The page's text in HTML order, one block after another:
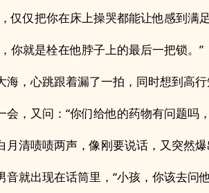
仅仅把你在床上操哭都能让他感到满
你就是栓在他脖子上的最后一把锁。”
海，心跳跟着漏了一拍，同时想到高行
会，又问：“你们给他的药物有问题吗
月清啧啧两声，像刚要说话，又突然爆
音就出现在话筒里，“小孩，你该去问